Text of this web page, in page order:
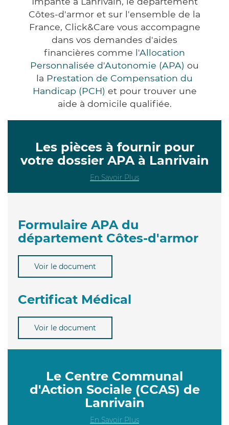
Côtes-d'armor et sur l'ensemble de la
France, Click&Care vous accompagne
dans vos demandes d'aides
financières comme l'Allocation
Personnalisée d'Autonomie (APA) ou
la Prestation de Compensation du
Handicap (PCH) et pour trouver une
aide à domicile qualifiée.
Les pièces à fournir pour
votre dossier APA à Lanrivain
En Savoir Plus
Formulaire APA du
département Côtes-d'armor
Voir le document
Certificat Médical
Voir le document
Le Centre Communal
d'Action Sociale (CCAS) de
Lanrivain
En Savoir Plus